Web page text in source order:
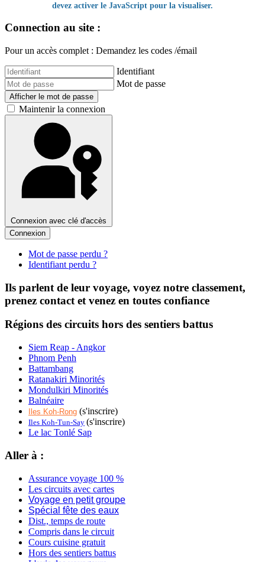
devez activer le JavaScript pour la visualiser.
Connection au site :
Pour un accès complet : Demandez les codes /émail
Identifiant
Mot de passe
Afficher le mot de passe
Maintenir la connexion
Connexion avec clé d'accès
Connexion
Mot de passe perdu ?
Identifiant perdu ?
Ils parlent de leur voyage, voyez notre classement,
prenez contact et venez en toutes confiance
Régions des circuits hors des sentiers battus
Siem Reap - Angkor
Phnom Penh
Battambang
Ratanakiri Minorités
Mondulkiri Minorités
Balnéaire
Iles Koh-Rong (s'inscrire)
Iles Koh-Tun-Say (s'inscrire)
Le lac Tonlé Sap
Aller à :
Assurance voyage 100 %
Les circuits avec cartes
Voyage en petit groupe
Spécial fête des eaux
Dist., temps de route
Compris dans le circuit
Cours cuisine gratuit
Hors des sentiers battus